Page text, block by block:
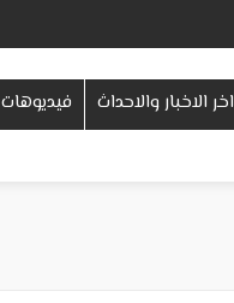
اخر الاخبار والاحداث فيديوهات